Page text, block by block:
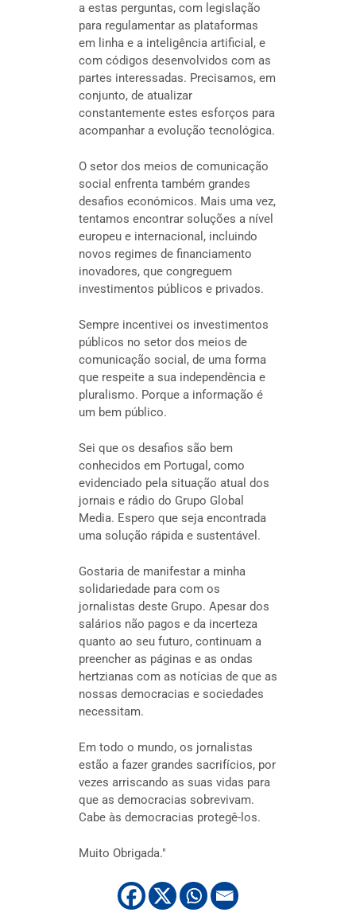
a estas perguntas, com legislação
para regulamentar as plataformas
em linha e a inteligência artificial, e
com códigos desenvolvidos com as
partes interessadas. Precisamos, em
conjunto, de atualizar
constantemente estes esforços para
acompanhar a evolução tecnológica.
O setor dos meios de comunicação
social enfrenta também grandes
desafios económicos. Mais uma vez,
tentamos encontrar soluções a nível
europeu e internacional, incluindo
novos regimes de financiamento
inovadores, que congreguem
investimentos públicos e privados.
Sempre incentivei os investimentos
públicos no setor dos meios de
comunicação social, de uma forma
que respeite a sua independência e
pluralismo. Porque a informação é
um bem público.
Sei que os desafios são bem
conhecidos em Portugal, como
evidenciado pela situação atual dos
jornais e rádio do Grupo Global
Media. Espero que seja encontrada
uma solução rápida e sustentável.
Gostaria de manifestar a minha
solidariedade para com os
jornalistas deste Grupo. Apesar dos
salários não pagos e da incerteza
quanto ao seu futuro, continuam a
preencher as páginas e as ondas
hertzianas com as notícias de que as
nossas democracias e sociedades
necessitam.
Em todo o mundo, os jornalistas
estão a fazer grandes sacrifícios, por
vezes arriscando as suas vidas para
que as democracias sobrevivam.
Cabe às democracias protegê-los.
Muito Obrigada."